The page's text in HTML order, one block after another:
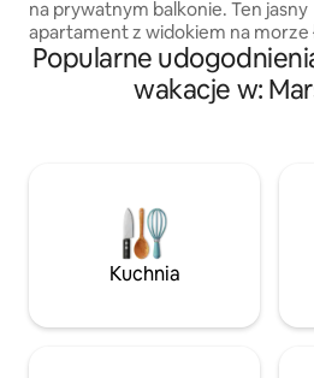
kuchnią
na prywatnym balkonie. Ten jasny
apartament z widokiem na morze
w sobie orientalny urok z
komfortem. Znajdziesz tu w pełni
wyposażoną kuchnię,
i cieszyć pięknem Marsa Alam.
Zatrzymaj się blisko morza,
zachód słońca z balkonu i
prawdziwego spokoju. Idealne
z akwalungiem.
Popularne
wakacje w:
Kuchnia